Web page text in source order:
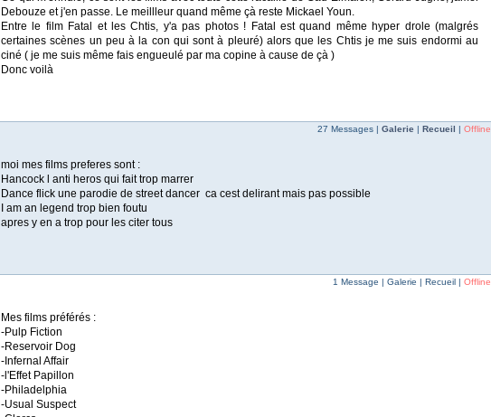
Debouze et j'en passe. Le meillleur quand même çà reste Mickael Youn.
Entre le film Fatal et les Chtis, y'a pas photos ! Fatal est quand même hyper drole (malgrés
certaines scènes un peu à la con qui sont à pleuré) alors que les Chtis je me suis endormi au
ciné ( je me suis même fais engueulé par ma copine à cause de çà )
Donc voilà
27 Messages | Galerie | Recueil | Offline
moi mes films preferes sont :
Hancock l anti heros qui fait trop marrer
Dance flick une parodie de street dancer ca cest delirant mais pas possible
I am an legend trop bien foutu
apres y en a trop pour les citer tous
1 Message | Galerie | Recueil | Offline
Mes films préférés :
-Pulp Fiction
-Reservoir Dog
-Infernal Affair
-l'Effet Papillon
-Philadelphia
-Usual Suspect